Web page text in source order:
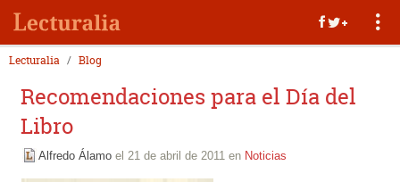
Lecturalia Blog
Recomendaciones para el Día del
Libro
Alfredo Álamo el 21 de abril de 2011 en Noticias